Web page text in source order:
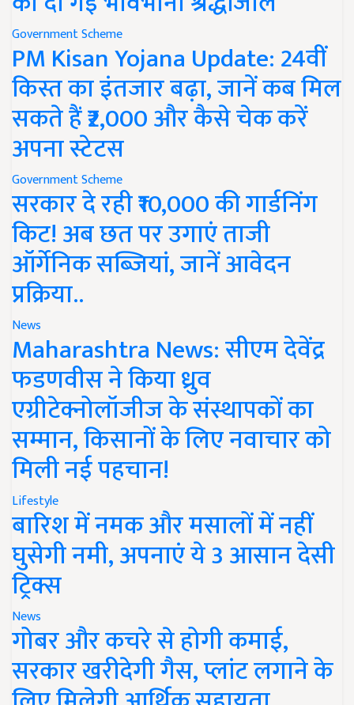
Government Scheme
PM Kisan Yojana Update: 24वीं
किस्त का इंतजार बढ़ा, जानें कब मिल
सकते हैं ₹2,000 और कैसे चेक करें
अपना स्टेटस
Government Scheme
सरकार दे रही ₹10,000 की गार्डनिंग
किट! अब छत पर उगाएं ताजी
ऑर्गेनिक सब्जियां, जानें आवेदन
प्रक्रिया..
News
Maharashtra News: सीएम देवेंद्र
फडणवीस ने किया ध्रुव
एग्रीटेक्नोलॉजीज के संस्थापकों का
सम्मान, किसानों के लिए नवाचार को
मिली नई पहचान!
Lifestyle
बारिश में नमक और मसालों में नहीं
घुसेगी नमी, अपनाएं ये 3 आसान देसी
ट्रिक्स
News
गोबर और कचरे से होगी कमाई,
सरकार खरीदेगी गैस, प्लांट लगाने के